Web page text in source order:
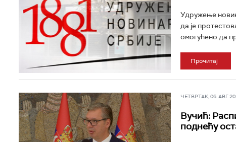
Удружење
да је
омогућено да
Прочитај
ЧЕТВРТАК, 06. АВГ
Вучић:
поднећу